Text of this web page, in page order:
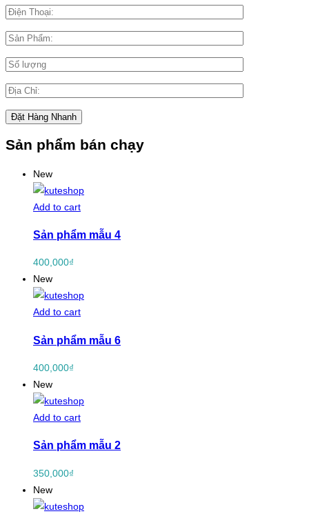
Sản phẩm bán chạy
New
Add to cart
Sản phẩm mẫu 4
400,000₫
New
Add to cart
Sản phẩm mẫu 6
400,000₫
New
Add to cart
Sản phẩm mẫu 2
350,000₫
New